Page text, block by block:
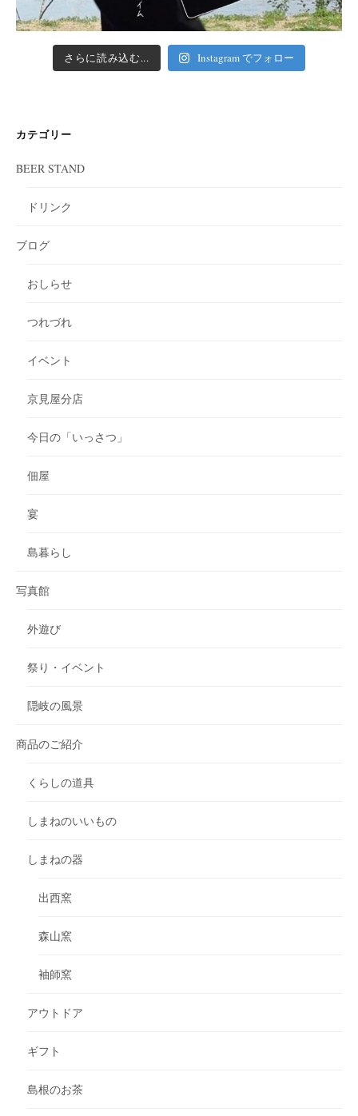
さらに読み込む... Instagram でフォロー
カテゴリー
BEER STAND
ドリンク
ブログ
おしらせ
つれづれ
イベント
京見屋分店
今日の「いっさつ」
佃屋
宴
島暮らし
写真館
外遊び
祭り・イベント
隠岐の風景
商品のご紹介
くらしの道具
しまねのいいもの
しまねの器
出西窯
森山窯
袖師窯
アウトドア
ギフト
島根のお茶